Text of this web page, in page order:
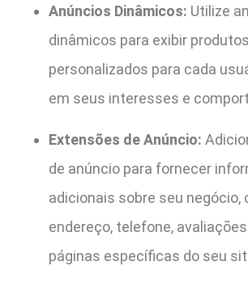
Anúncios Dinâmicos: Utilize
dinâmicos para exibir
personalizados para cada
em seus interesses e
Extensões de Anúncio:
de anúncio para fornecer
adicionais sobre seu negócio,
endereço, telefone,
páginas específicas do seu